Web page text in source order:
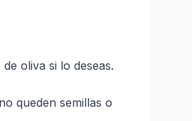
oliva si lo deseas.
queden semillas o